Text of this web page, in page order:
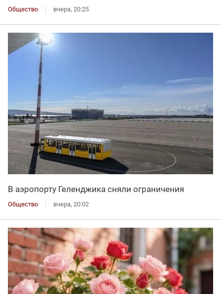
Общество вчера, 20:25
В аэропорту Геленджика сняли ограничения
Общество вчера, 20:02